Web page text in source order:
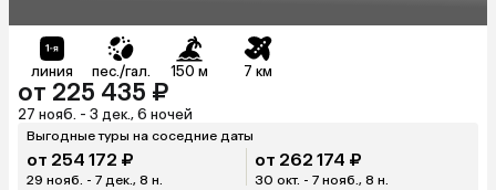
линия пес./гал. 150 м 7 км
от 225 435 ₽
27 нояб. - 3 дек., 6 ночей
Выгодные туры на соседние даты
от 254 172 ₽
29 нояб. - 7 дек., 8 н.
от 262 174 ₽
30 окт. - 7 нояб., 8 н.